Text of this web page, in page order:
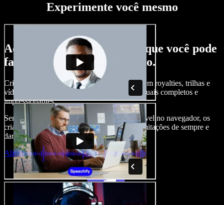
Experimente você mesmo
Aqui vai só um gostinho do que você pode
fazer com o Speechify Studio.
Crie narrações, adicione imagens de banco sem royalties, trilhas e
vídeos, clone sua voz e crie projetos audiovisuais completos e
impressionantes.
Sem curva de aprendizado e com tudo acessível no navegador, os
criadores de conteúdo podem se livrar das limitações de sempre e
dar vida a todas as suas ideias criativas.
Abrir o Studio